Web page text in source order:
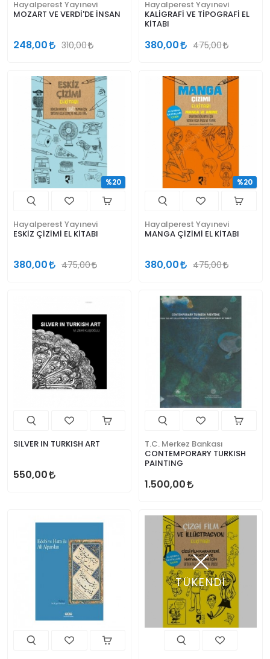
Hayalperest Yayınevi
MOZART VE VERDİ'DE İNSAN
248,00 310,00
Hayalperest Yayınevi
KALİGRAFİ VE TİPOGRAFİ EL
KİTABI
380,00 475,00
Hayalperest Yayınevi
ESKİZ ÇİZİMİ EL KİTABI
380,00 475,00
%20
Hayalperest Yayınevi
MANGA ÇİZİMİ EL KİTABI
380,00 475,00
%20
SILVER IN TURKISH ART
550,00
T.C. Merkez Bankası
CONTEMPORARY TURKISH
PAINTING
1.500,00
TÜKENDİ